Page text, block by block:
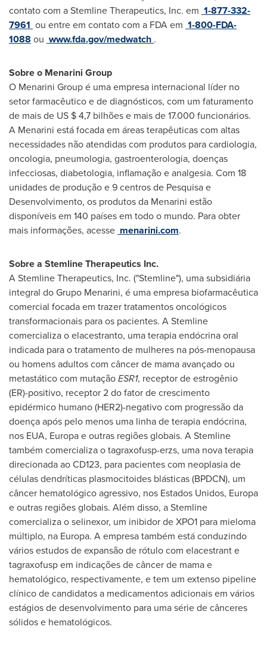
contato com a Stemline Therapeutics, Inc. em 1-877-332-
7961 ou entre em contato com a FDA em 1-800-FDA-
1088 ou www.fda.gov/medwatch .
Sobre o Menarini Group
O Menarini Group é uma empresa internacional líder no
setor farmacêutico e de diagnósticos, com um faturamento
de mais de US $ 4,7 bilhões e mais de 17.000 funcionários.
A Menarini está focada em áreas terapêuticas com altas
necessidades não atendidas com produtos para cardiologia,
oncologia, pneumologia, gastroenterologia, doenças
infecciosas, diabetologia, inflamação e analgesia. Com 18
unidades de produção e 9 centros de Pesquisa e
Desenvolvimento, os produtos da Menarini estão
disponíveis em 140 países em todo o mundo. Para obter
mais informações, acesse menarini.com.
Sobre a Stemline Therapeutics Inc.
A Stemline Therapeutics, Inc. ("Stemline"), uma subsidiária
integral do Grupo Menarini, é uma empresa biofarmacêutica
comercial focada em trazer tratamentos oncológicos
transformacionais para os pacientes. A Stemline
comercializa o elacestranto, uma terapia endócrina oral
indicada para o tratamento de mulheres na pós-menopausa
ou homens adultos com câncer de mama avançado ou
metastático com mutaçãoESR1, receptor de estrogênio
(ER)-positivo, receptor 2 do fator de crescimento
epidérmico humano (HER2)-negativo com progressão da
doença após pelo menos uma linha de terapia endócrina,
nos EUA, Europa e outras regiões globais. A Stemline
também comercializa o tagraxofusp-erzs, uma nova terapia
direcionada ao CD123, para pacientes com neoplasia de
células dendríticas plasmocitoides blásticas (BPDCN), um
câncer hematológico agressivo, nos Estados Unidos, Europa
e outras regiões globais. Além disso, a Stemline
comercializa o selinexor, um inibidor de XPO1 para mieloma
múltiplo, na Europa. A empresa também está conduzindo
vários estudos de expansão de rótulo com elacestrant e
tagraxofusp em indicações de câncer de mama e
hematológico, respectivamente, e tem um extenso pipeline
clínico de candidatos a medicamentos adicionais em vários
estágios de desenvolvimento para uma série de cânceres
sólidos e hematológicos.